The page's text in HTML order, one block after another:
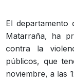
El departamento
Matarraña, ha
contra la
públicos, que
noviembre, a las